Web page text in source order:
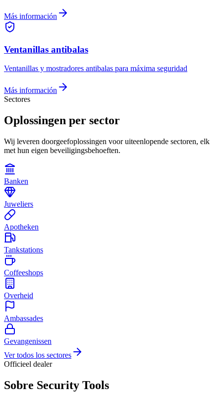
Más información
Ventanillas antibalas
Ventanillas y mostradores antibalas para máxima seguridad
Más información
Sectores
Oplossingen per sector
Wij leveren doorgeefoplossingen voor uiteenlopende sectoren, elk
met hun eigen beveiligingsbehoeften.
Banken
Juweliers
Apotheken
Tankstations
Coffeeshops
Overheid
Ambassades
Gevangenissen
Ver todos los sectores
Officieel dealer
Sobre Security Tools